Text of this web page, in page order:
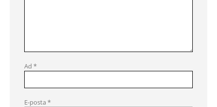
Ad *
E-posta *